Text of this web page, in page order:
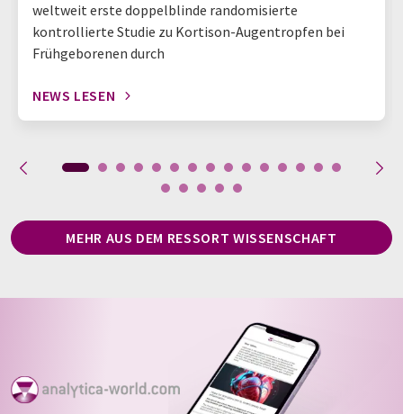
weltweit erste doppelblinde randomisierte
kontrollierte Studie zu Kortison-Augentropfen bei
Frühgeborenen durch
NEWS LESEN
MEHR AUS DEM RESSORT WISSENSCHAFT